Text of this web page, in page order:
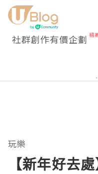
社群創作有價企劃
玩樂
【新年好去